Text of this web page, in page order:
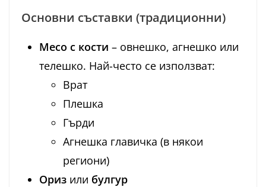
Основни съставки (традиционни)
Месо с кости – овнешко, агнешко или
телешко. Най-често се използват:
Врат
Плешка
Гърди
Агнешка главичка (в някои
региони)
Ориз или булгур